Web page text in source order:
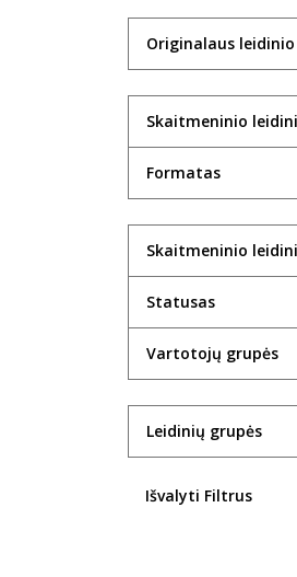
Originalaus
Skaitmeninio
Formatas
Skaitmeninio
Statusas
Vartotojų grupės
Leidinių grupės
Išvalyti Filtrus